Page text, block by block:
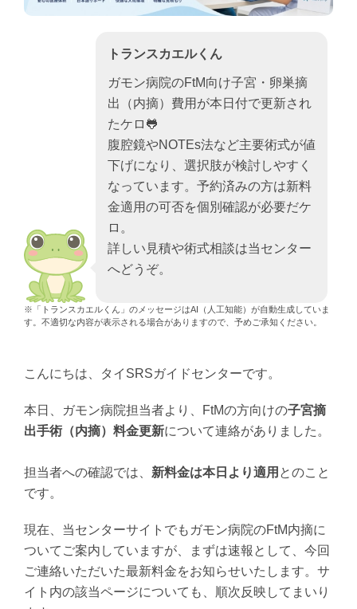
トランスカエルくん
ガモン病院のFtM向け子宮・卵巣摘
出（内摘）費用が本日付で更新され
たケロ🐸
腹腔鏡やNOTEs法など主要術式が値
下げになり、選択肢が検討しやすく
なっています。予約済みの方は新料
金適用の可否を個別確認が必要だケ
ロ。
詳しい見積や術式相談は当センター
へどうぞ。
※「トランスカエルくん」のメッセージはAI（人工知能）が自動生成していま
す。不適切な内容が表示される場合がありますので、予めご承知ください。
こんにちは、タイSRSガイドセンターです。
本日、ガモン病院担当者より、FtMの方向けの子宮摘
出手術（内摘）料金更新について連絡がありました。
担当者への確認では、 新料金は本日より適用 とのこと
です。
現在、当センターサイトでもガモン病院のFtM内摘に
ついてご案内していますが、まずは速報として、今回
ご連絡いただいた最新料金をお知らせいたします。サ
イト内の該当ページについても、順次反映してまいり